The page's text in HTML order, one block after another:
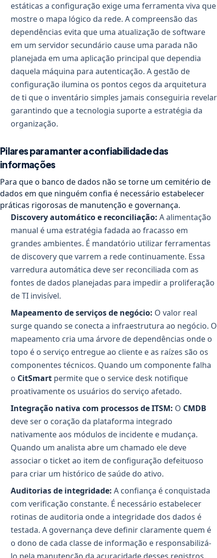
estáticas a configuração exige uma ferramenta viva que
mostre o mapa lógico da rede. A compreensão das
dependências evita que uma atualização de software
em um servidor secundário cause uma parada não
planejada em uma aplicação principal que dependia
daquela máquina para autenticação. A gestão de
configuração ilumina os pontos cegos da arquitetura
de ti que o inventário simples jamais conseguiria revelar
garantindo que a tecnologia suporte a estratégia da
organização.
Pilares para manter a confiabilidade das
informações
Para que o banco de dados não se torne um cemitério de
dados em que ninguém confia é necessário estabelecer
práticas rigorosas de manutenção e governança.
Discovery automático e reconciliação: A alimentação
manual é uma estratégia fadada ao fracasso em
grandes ambientes. É mandatório utilizar ferramentas
de discovery que varrem a rede continuamente. Essa
varredura automática deve ser reconciliada com as
fontes de dados planejadas para impedir a proliferação
de TI invisível.
Mapeamento de serviços de negócio: O valor real
surge quando se conecta a infraestrutura ao negócio. O
mapeamento cria uma árvore de dependências onde o
topo é o serviço entregue ao cliente e as raízes são os
componentes técnicos. Quando um componente falha
o CitSmart permite que o service desk notifique
proativamente os usuários do serviço afetado.
Integração nativa com processos de ITSM: O CMDB
deve ser o coração da plataforma integrado
nativamente aos módulos de incidente e mudança.
Quando um analista abre um chamado ele deve
associar o ticket ao item de configuração defeituoso
para criar um histórico de saúde do ativo.
Auditorias de integridade: A confiança é conquistada
com verificação constante. É necessário estabelecer
rotinas de auditoria onde a integridade dos dados é
testada. A governança deve definir claramente quem é
o dono de cada classe de informação e responsabilizá-